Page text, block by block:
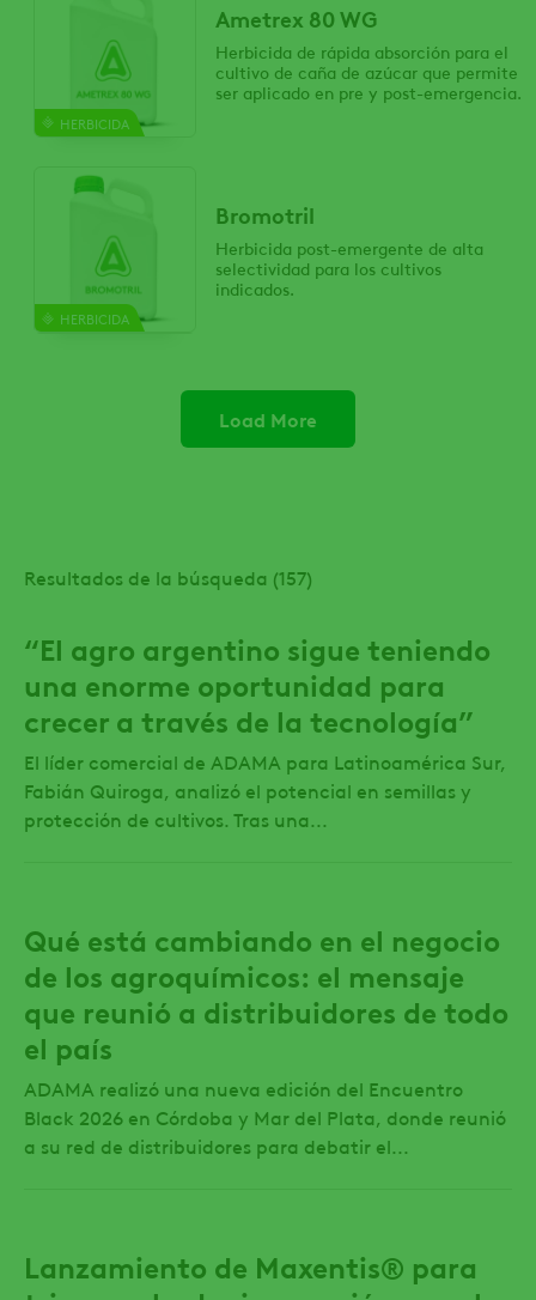
HERBICIDA
Ametrex 80 WG
Herbicida de rápida absorción para el
cultivo de caña de azúcar que permite
ser aplicado en pre y post-emergencia.
HERBICIDA
Bromotril
Herbicida post-emergente de alta
selectividad para los cultivos
indicados.
Load More
Resultados de la búsqueda (157)
“El agro argentino sigue teniendo
una enorme oportunidad para
crecer a través de la tecnología”
El líder comercial de ADAMA para Latinoamérica Sur,
Fabián Quiroga, analizó el potencial en semillas y
protección de cultivos. Tras una...
Qué está cambiando en el negocio
de los agroquímicos: el mensaje
que reunió a distribuidores de todo
el país
ADAMA realizó una nueva edición del Encuentro
Black 2026 en Córdoba y Mar del Plata, donde reunió
a su red de distribuidores para debatir el...
Lanzamiento de Maxentis® para